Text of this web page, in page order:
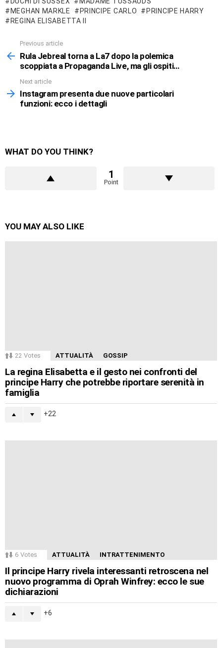
MEGHAN MARKLE
PRINCIPE CARLO
PRINCIPE HARRY
REGINA ELISABETTA II
more
Previous article
Rula Jebreal torna a La7 dopo la polemica
scoppiata a Propaganda Live, ma gli ospiti…
Next article
Instagram presenta due nuove particolari
funzioni: ecco i dettagli
WHAT DO YOU THINK?
1
Point
YOU MAY ALSO LIKE
22 Votes ATTUALITÀ GOSSIP
La regina Elisabetta e il gesto nei confronti del
principe Harry che potrebbe riportare serenità in
famiglia
22
6 Votes ATTUALITÀ INTRATTENIMENTO
Il principe Harry rivela interessanti retroscena nel
nuovo programma di Oprah Winfrey: ecco le sue
dichiarazioni
6